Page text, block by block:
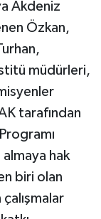
Akdeniz
Özkan,
müdürleri,
tarafından
hak
biri olan